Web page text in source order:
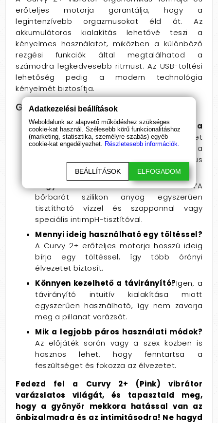
erőteljes motorja garantálja, hogy a
legintenzívebb orgazmusokat éld át. Az
akkumulátoros kialakítás lehetővé teszi a
kényelmes használatot, miközben a különböző
rezgési funkciók által megtalálhatod a
számodra legkedvesebb ritmust. Az USB-töltési
lehetőség pedig a modern technológia
kényelmét biztosítja.
Gyakori kérdések (FAQ)
Milyen hatással van a vibrátor a
szexuális életemre?A Curvy 2+ segíthet
felfedezni az öröm új formáit, növelve a
szexuális izgalmat és fokozva az orgazmus
minőségét.
Hogyan tisztíthatom a vibrátort?A
bőrbarát szilikon anyag egyszerűen
tisztítható vízzel és szappannal vagy
speciális intimpH-tisztítóval.
Mennyi ideig használható egy töltéssel?
A Curvy 2+ erőteljes motorja hosszú ideig
bírja egy töltéssel, így több órányi
élvezetet biztosít.
Könnyen kezelhető a távirányító?Igen, a
távirányító intuitív kialakítása miatt
egyszerűen használható, így nem zavarja
meg a pillanat varázsát.
Mik a legjobb páros használati módok?
Az előjáték során vagy a szex közben is
hasznos lehet, hogy fenntartsa a
feszültséget és fokozza az élvezetet.
Fedezd fel a Curvy 2+ (Pink) vibrátor
varázslatos világát, és tapasztald meg,
hogy a gyönyör mekkora hatással van az
önbizalmadra és az intimitásodra! Ne hagyd
Adatkezelési beállítások
Weboldalunk az alapvető működéshez szükséges
cookie-kat használ. Szélesebb körű funkcionalitáshoz
(marketing, statisztika, személyre szabás) egyéb
cookie-kat engedélyezhet. Részletesebb információk.
BEÁLLÍTÁSOK ELFOGADOM